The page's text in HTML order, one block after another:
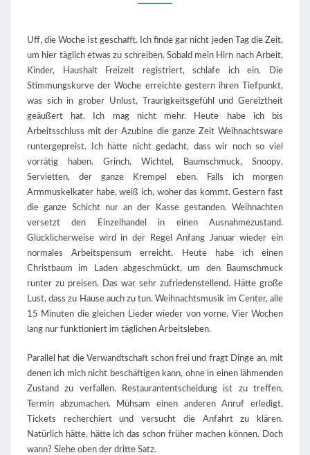
Uff, die Woche ist geschafft. Ich finde gar nicht jeden Tag die Zeit,
um hier täglich etwas zu schreiben. Sobald mein Hirn nach Arbeit,
Kinder, Haushalt Freizeit registriert, schlafe ich ein. Die
Stimmungskurve der Woche erreichte gestern ihren Tiefpunkt,
was sich in grober Unlust, Traurigkeitsgefühl und Gereiztheit
geäußert hat. Ich mag nicht mehr. Heute habe ich bis
Arbeitsschluss mit der Azubine die ganze Zeit Weihnachtsware
runtergepreist. Ich hätte nicht gedacht, dass wir noch so viel
vorrätig haben. Grinch, Wichtel, Baumschmuck, Snoopy,
Servietten, der ganze Krempel eben. Falls ich morgen
Armmuskelkater habe, weiß ich, woher das kommt. Gestern fast
die ganze Schicht nur an der Kasse gestanden. Weihnachten
versetzt den Einzelhandel in einen Ausnahmezustand.
Glücklicherweise wird in der Regel Anfang Januar wieder ein
normales Arbeitspensum erreicht. Heute habe ich einen
Christbaum im Laden abgeschmückt, um den Baumschmuck
runter zu preisen. Das war sehr zufriedenstellend. Hätte große
Lust, dass zu Hause auch zu tun. Weihnachtsmusik im Center, alle
15 Minuten die gleichen Lieder wieder von vorne. Vier Wochen
lang nur funktioniert im täglichen Arbeitsleben.
Parallel hat die Verwandtschaft schon frei und fragt Dinge an, mit
denen ich mich nicht beschäftigen kann, ohne in einen lähmenden
Zustand zu verfallen. Restaurantentscheidung ist zu treffen,
Termin abzumachen. Mühsam einen anderen Anruf erledigt,
Tickets recherchiert und versucht die Anfahrt zu klären.
Natürlich hätte, hätte ich das schon früher machen können. Doch
wann? Siehe oben der dritte Satz.